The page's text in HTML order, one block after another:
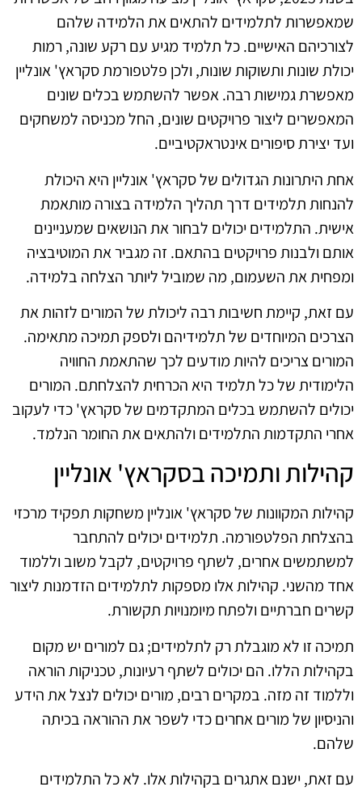
שמאפשרות לתלמידים להתאים את הלמידה שלהם
לצורכיהם האישיים. כל תלמיד מגיע עם רקע שונה, רמות
יכולת שונות ותשוקות שונות, ולכן פלטפורמת סקראץ' אונליין
מאפשרת גמישות רבה. אפשר להשתמש בכלים שונים
המאפשרים ליצור פרויקטים שונים, החל מכניסה למשחקים
ועד יצירת סיפורים אינטראקטיביים.
אחת היתרונות הגדולים של סקראץ' אונליין היא היכולת
להנחות תלמידים דרך תהליך הלמידה בצורה מותאמת
אישית. התלמידים יכולים לבחור את הנושאים שמעניינים
אותם ולבנות פרויקטים בהתאם. זה מגביר את המוטיבציה
ומפחית את השעמום, מה שמוביל ליותר הצלחה בלמידה.
עם זאת, קיימת חשיבות רבה ליכולת של המורים לזהות את
הצרכים המיוחדים של תלמידיהם ולספק תמיכה מתאימה.
המורים צריכים להיות מודעים לכך שהתאמת החוויה
הלימודית של כל תלמיד היא הכרחית להצלחתם. המורים
יכולים להשתמש בכלים המתקדמים של סקראץ' כדי לעקוב
אחרי התקדמות התלמידים ולהתאים את החומר הנלמד.
קהילות ותמיכה בסקראץ' אונליין
קהילות המקוונות של סקראץ' אונליין משחקות תפקיד מרכזי
בהצלחת הפלטפורמה. תלמידים יכולים להתחבר
למשתמשים אחרים, לשתף פרויקטים, לקבל משוב וללמוד
אחד מהשני. קהילות אלו מספקות לתלמידים הזדמנות ליצור
קשרים חברתיים ולפתח מיומנויות תקשורת.
תמיכה זו לא מוגבלת רק לתלמידים; גם למורים יש מקום
בקהילות הללו. הם יכולים לשתף רעיונות, טכניקות הוראה
וללמוד זה מזה. במקרים רבים, מורים יכולים לנצל את הידע
והניסיון של מורים אחרים כדי לשפר את ההוראה בכיתה
שלהם.
עם זאת, ישנם אתגרים בקהילות אלו. לא כל התלמידים